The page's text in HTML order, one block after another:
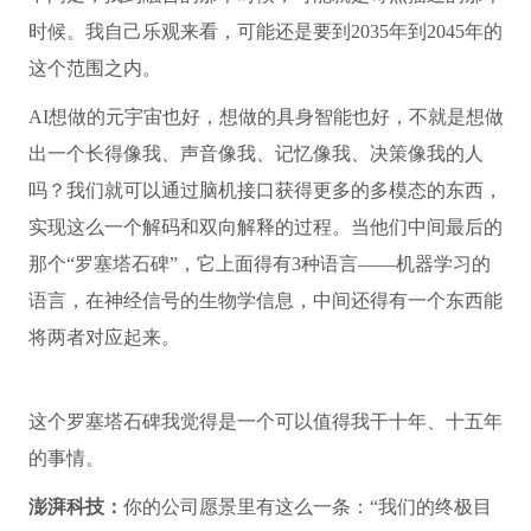
时候。我自己乐观来看，可能还是要到2035年到2045年的
这个范围之内。
AI想做的元宇宙也好，想做的具身智能也好，不就是想做
出一个长得像我、声音像我、记忆像我、决策像我的人
吗？我们就可以通过脑机接口获得更多的多模态的东西，
实现这么一个解码和双向解释的过程。当他们中间最后的
那个“罗塞塔石碑”，它上面得有3种语言——机器学习的
语言，在神经信号的生物学信息，中间还得有一个东西能
将两者对应起来。